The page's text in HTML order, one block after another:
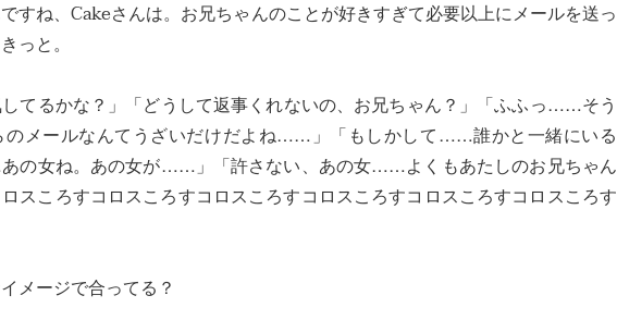
すね、Cakeさんは。お兄ちゃんのことが好きすぎて必要以上にメールを送っ
っと。
してるかな？」「どうして返事くれないの、お兄ちゃん？」「ふふっ……そう
のメールなんてうざいだけだよね……」「もしかして……誰かと一緒にいる
の女ね。あの女が……」「許さない、あの女……よくもあたしのお兄ちゃん
スころすコロスころすコロスころすコロスころすコロスころすコロスころす
メージで合ってる？